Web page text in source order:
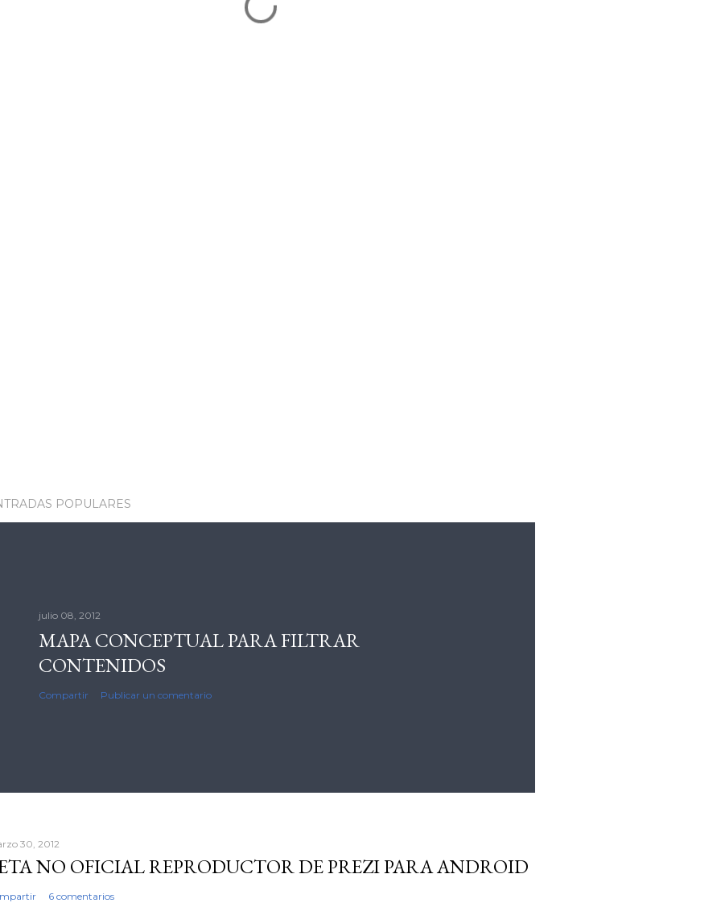
POPULARES
julio 08, 2012
MAPA CONCEPTUAL PARA FILTRAR
CONTENIDOS
Compartir Publicar un comentario
30, 2012
NO OFICIAL REPRODUCTOR DE PREZI PARA ANDROID
6 comentarios